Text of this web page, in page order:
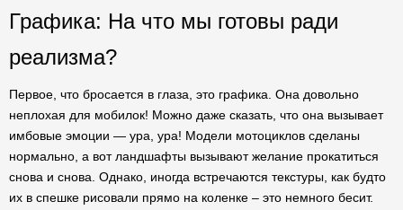
Графика: На что мы готовы ради
реализма?
Первое, что бросается в глаза, это графика. Она довольно
неплохая для мобилок! Можно даже сказать, что она вызывает
имбовые эмоции — ура, ура! Модели мотоциклов сделаны
нормально, а вот ландшафты вызывают желание прокатиться
снова и снова. Однако, иногда встречаются текстуры, как будто
их в спешке рисовали прямо на коленке – это немного бесит.